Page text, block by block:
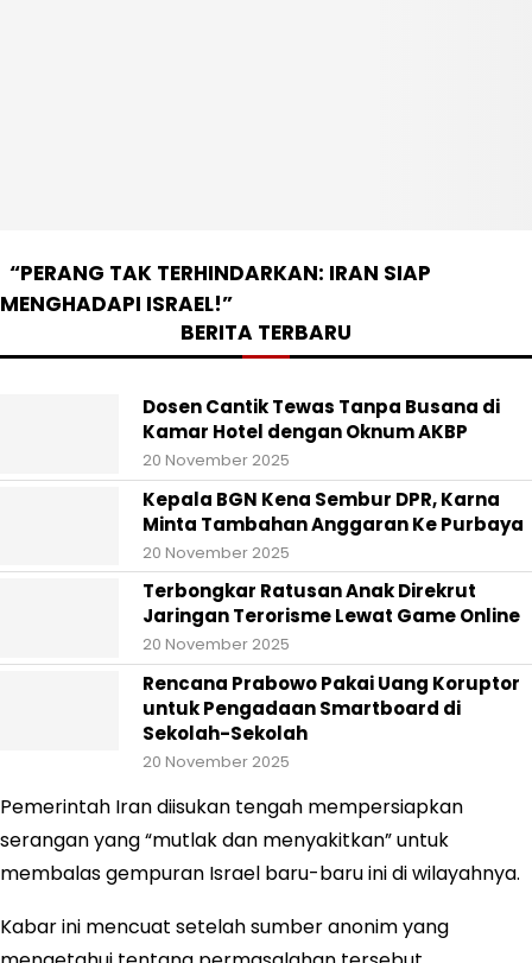
“PERANG TAK TERHINDARKAN: IRAN SIAP
MENGHADAPI ISRAEL!”
BERITA TERBARU
Dosen Cantik Tewas Tanpa Busana di
Kamar Hotel dengan Oknum AKBP
20 November 2025
Kepala BGN Kena Sembur DPR, Karna
Minta Tambahan Anggaran Ke Purbaya
20 November 2025
Terbongkar Ratusan Anak Direkrut
Jaringan Terorisme Lewat Game Online
20 November 2025
Rencana Prabowo Pakai Uang Koruptor
untuk Pengadaan Smartboard di
Sekolah-Sekolah
20 November 2025
Pemerintah Iran diisukan tengah mempersiapkan
serangan yang “mutlak dan menyakitkan” untuk
membalas gempuran Israel baru-baru ini di wilayahnya.
Kabar ini mencuat setelah sumber anonim yang